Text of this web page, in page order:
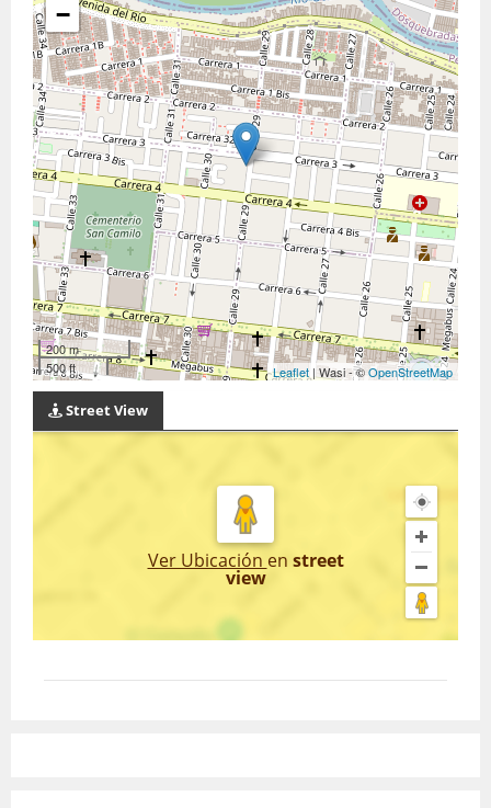
−
200 m
500 ft
Leaflet| Wasi - ©OpenStreetMap
Street View
Ver Ubicación en street
view